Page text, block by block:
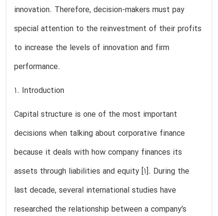
innovation. Therefore, decision-makers must pay
special attention to the reinvestment of their profits
to increase the levels of innovation and firm
performance.
1. Introduction
Capital structure is one of the most important
decisions when talking about corporative finance
because it deals with how company finances its
assets through liabilities and equity [1]. During the
last decade, several international studies have
researched the relationship between a company’s